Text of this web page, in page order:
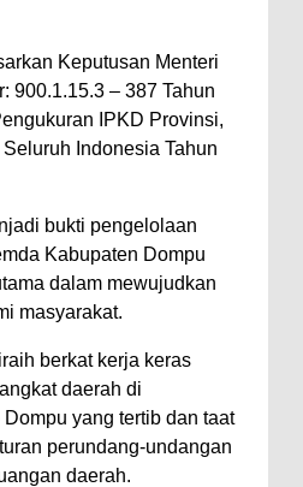
Fraksi DPRD terhadap
Pertanggungjawaban
APBD Kota Bima
Jadikan Tugas Sebagai
Kepercayaan Rakyat
Utama
HUT Bhayangkara Ke-80,
Bima Pimpin Kenaikan
42 Personel
Sosial Bhayangkara Ke-80,
Keputusan Menteri
900.1.15.3 – 387 Tahun
IPKD Provinsi,
Indonesia Tahun
bukti pengelolaan
Kabupaten Dompu
dalam mewujudkan
masyarakat.
berkat kerja keras
daerah di
yang tertib dan taat
perundang-undangan
daerah.